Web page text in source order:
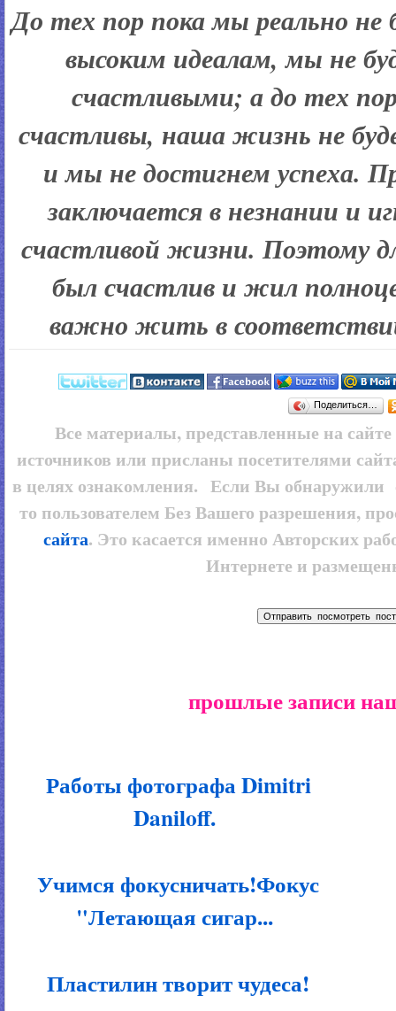
До тех пор пока мы реально не
высоким идеалам, мы не
счастливыми; а до тех
счастливы, наша жизнь не
и мы не достигнем успеха.
заключается в незнании и
счастливой жизни. Поэтому
был счастлив и жил
важно жить в
Поделиться…
Все материалы, представленные на сайте
источников или присланы посетителями
в целях ознакомления. Если Вы
то пользователем Без Вашего разрешения,
сайта. Это касается именно Авторских
Интернете и
прошлые записи
Работы фотографа Dimitri
Daniloff.
Учимся фокусничать!Фокус
"Летающая сигар...
Пластилин творит чудеса!